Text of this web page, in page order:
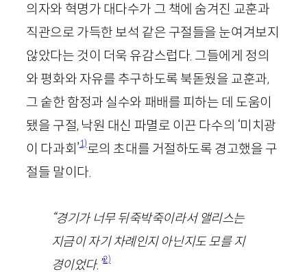
의자와 혁명가 대다수가 그 책에 숨겨진 교훈과
직관으로 가득한 보석 같은 구절들을 눈여겨보지
않았다는 것이 더욱 유감스럽다. 그들에게 정의
와 평화와 자유를 추구하도록 북돋웠을 교훈과,
그 숱한 함정과 실수와 패배를 피하는 데 도움이
됐을 구절, 낙원 대신 파멸로 이끈 다수의 ‘미치광
이 다과회’1)로의 초대를 거절하도록 경고했을 구
절들 말이다.
“경기가 너무 뒤죽박죽이라서 앨리스는
지금이 자기 차례인지 아닌지도 모를 지
경이었다. ”2)